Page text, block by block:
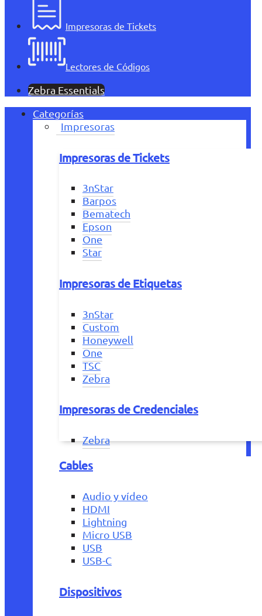
Impresoras de Tickets
Lectores de Códigos
Zebra Essentials
Categorías
Impresoras
Impresoras de Tickets
3nStar
Barpos
Bematech
Epson
One
Star
Impresoras de Etiquetas
3nStar
Custom
Honeywell
One
TSC
Zebra
Impresoras de Credenciales
Zebra
Cables
Audio y vídeo
HDMI
Lightning
Micro USB
USB
USB-C
Dispositivos